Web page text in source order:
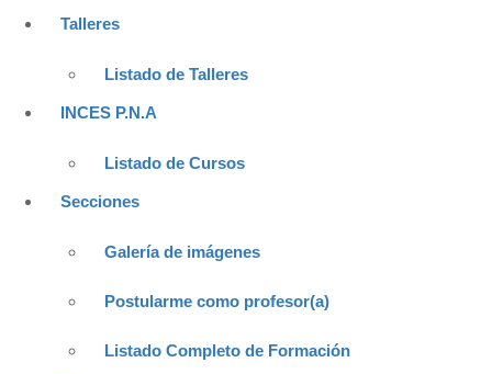
Talleres
Listado de Talleres
INCES P.N.A
Listado de Cursos
Secciones
Galería de imágenes
Postularme como profesor(a)
Listado Completo de Formación